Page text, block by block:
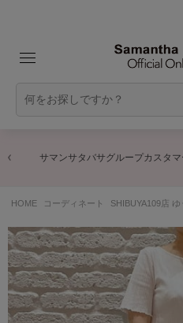
サマンサタバサグループカスタ
HOME コーディネート SHIBUYA109店 ゆ